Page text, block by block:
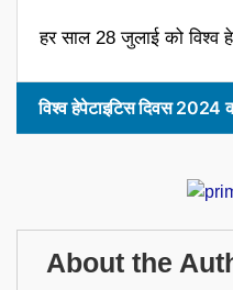
हर साल 28 जुलाई को विश्व
विश्व हेपेटाइटिस दिवस 2024
About the